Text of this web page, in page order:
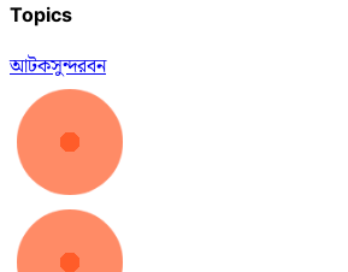
Topics
আটকসুন্দরবন